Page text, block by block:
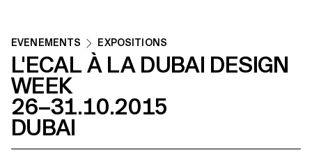
ÉVÉNEMENTS EXPOSITIONS
L'ECAL À LA DUBAI DESIGN
WEEK
26–31.10.2015
DUBAI